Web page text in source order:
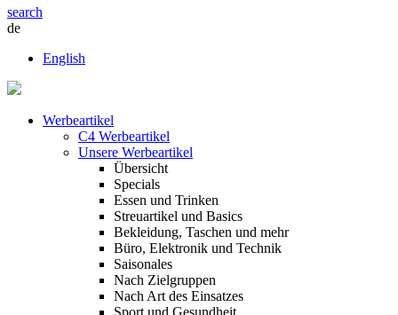
search
de
English
Werbeartikel
C4 Werbeartikel
Unsere Werbeartikel
Übersicht
Specials
Essen und Trinken
Streuartikel und Basics
Bekleidung, Taschen und mehr
Büro, Elektronik und Technik
Saisonales
Nach Zielgruppen
Nach Art des Einsatzes
Sport und Gesundheit